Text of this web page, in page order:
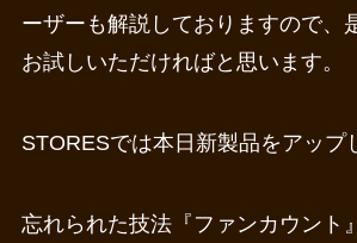
ーザーも解説しておりますので、
お試しいただければと思います。
STORESでは本日新製品をアップ
忘れられた技法『ファンカウント